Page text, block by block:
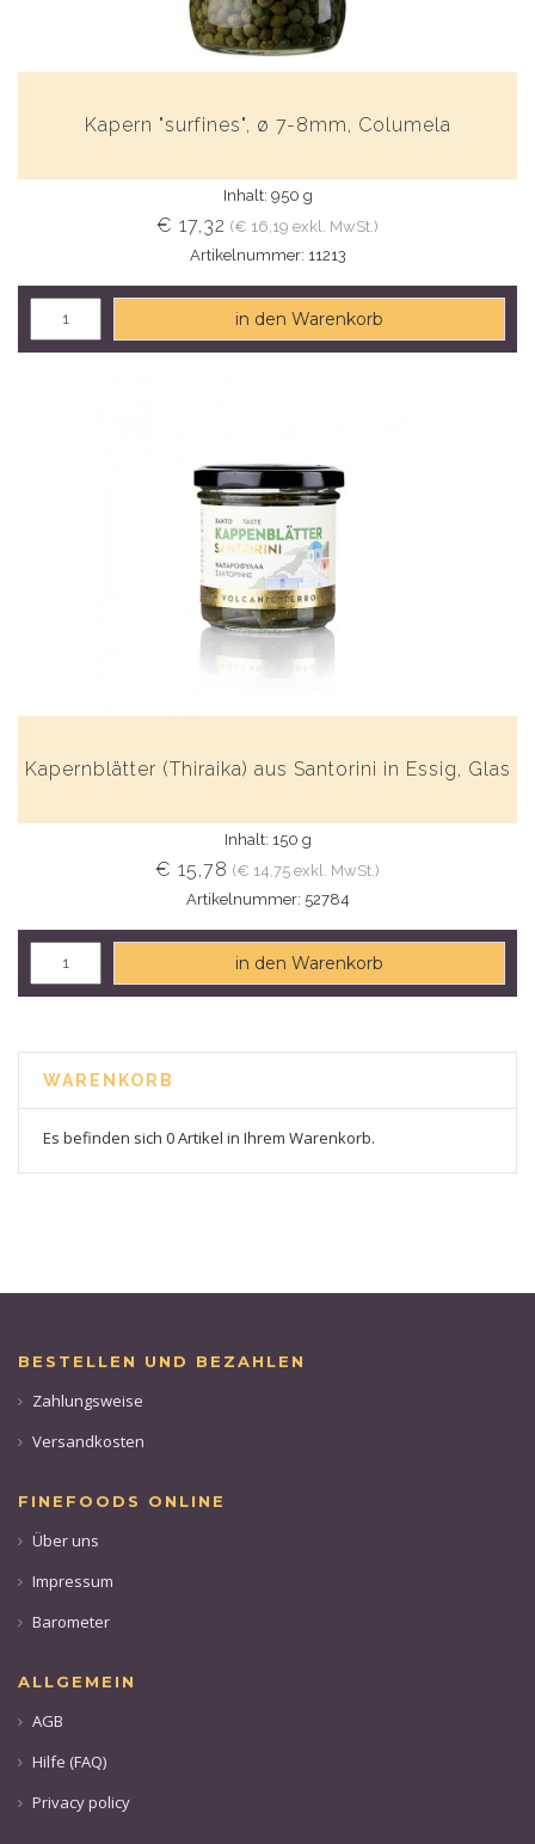
Kapern "surfines", ø 7-8mm, Columela
Inhalt: 950 g
€ 17,32 (€ 16,19 exkl. MwSt.)
Artikelnummer: 11213
in den Warenkorb
Kapernblätter (Thiraika) aus Santorini in Essig, Glas
Inhalt: 150 g
€ 15,78 (€ 14,75 exkl. MwSt.)
Artikelnummer: 52784
in den Warenkorb
WARENKORB
Es befinden sich 0 Artikel in Ihrem Warenkorb.
BESTELLEN UND BEZAHLEN
Zahlungsweise
Versandkosten
FINEFOODS ONLINE
Über uns
Impressum
Barometer
ALLGEMEIN
AGB
Hilfe (FAQ)
Privacy policy